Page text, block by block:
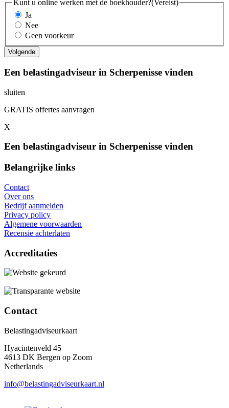
Kunt u online werken met de boekhouder?(Vereist)
Ja
Nee
Geen voorkeur
Een belastingadviseur in Scherpenisse vinden
sluiten
GRATIS offertes aanvragen
X
Een belastingadviseur in Scherpenisse vinden
Belangrijke links
Contact
Over ons
Bedrijf aanmelden
Privacy policy
Algemene voorwaarden
Recensie achterlaten
Accreditaties
Contact
Belastingadviseurkaart
Hyacintenveld 45
4613 DK Bergen op Zoom
Netherlands
info@belastingadviseurkaart.nl